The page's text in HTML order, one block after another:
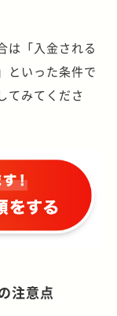
は「入金される
といった条件で
てみてくださ
注意点